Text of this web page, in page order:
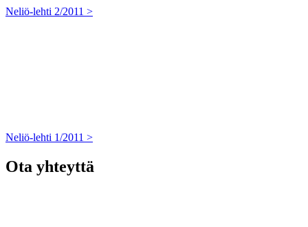
Neliö-lehti 2/2011 >
Neliö-lehti 1/2011 >
Ota yhteyttä